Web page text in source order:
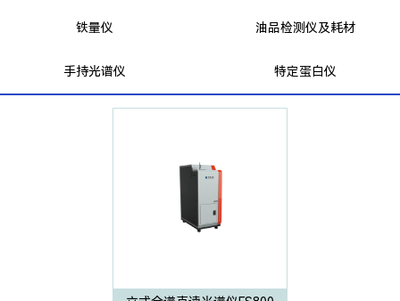
铁量仪 油品检测仪及耗材
手持光谱仪 特定蛋白仪